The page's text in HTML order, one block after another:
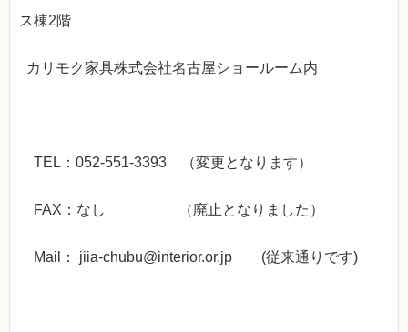
ス棟2階
カリモク家具株式会社名古屋ショールーム内
TEL：052-551-3393 （変更となります）
FAX：なし （廃止となりました）
Mail： jiia-chubu@interior.or.jp (従来通りです)